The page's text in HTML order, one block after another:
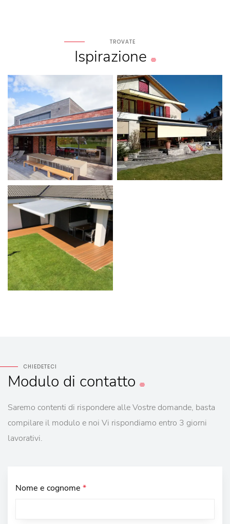
TROVATE
Ispirazione
CHIEDETECI
Modulo di contatto
Saremo contenti di rispondere alle Vostre domande, basta
compilare il modulo e noi Vi rispondiamo entro 3 giorni
lavorativi.
Nome e cognome *